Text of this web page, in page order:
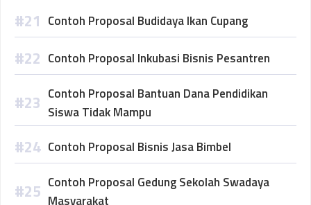
Contoh Proposal Budidaya Ikan Cupang
Contoh Proposal Inkubasi Bisnis Pesantren
Contoh Proposal Bantuan Dana Pendidikan
Siswa Tidak Mampu
Contoh Proposal Bisnis Jasa Bimbel
Contoh Proposal Gedung Sekolah Swadaya
Masyarakat